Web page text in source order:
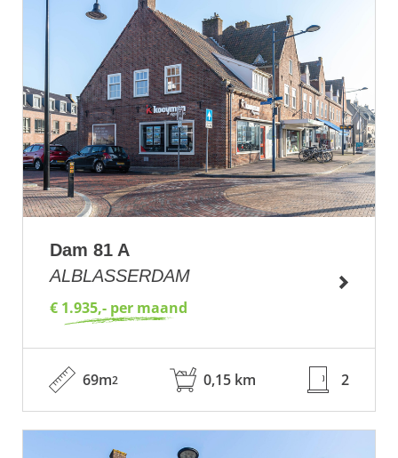
Dam 81 A
ALBLASSERDAM
€ 1.935,- per maand
69m2 0,15 km 2